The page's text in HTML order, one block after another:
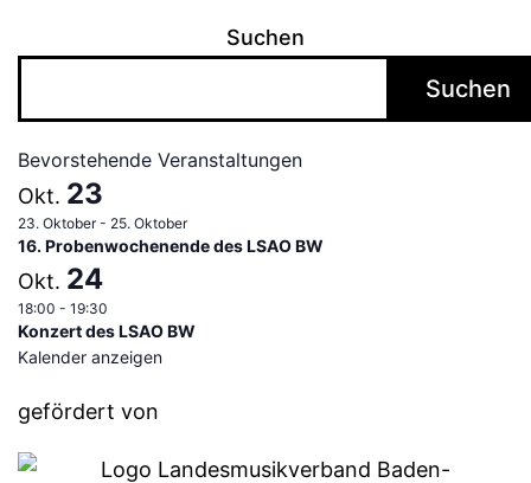
Suchen
Suchen
Bevorstehende Veranstaltungen
Okt. 23
23. Oktober- 25. Oktober
16. Probenwochenende des LSAO BW
Okt. 24
18:00 - 19:30
Konzert des LSAO BW
Kalender anzeigen
gefördert von